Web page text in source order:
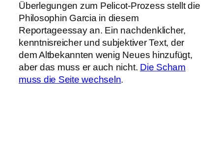
Überlegungen zum Pelicot-Prozess stellt die
Philosophin Garcia in diesem
Reportageessay an. Ein nachdenklicher,
kenntnisreicher und subjektiver Text, der
dem Altbekannten wenig Neues hinzufügt,
aber das muss er auch nicht. Die Scham
muss die Seite wechseln.